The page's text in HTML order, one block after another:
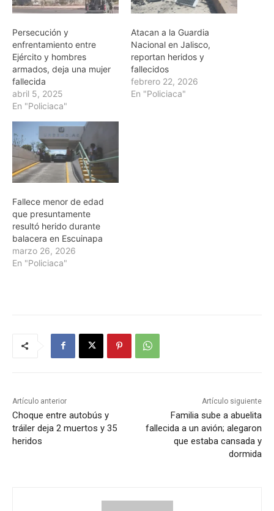
Persecución y
enfrentamiento entre
Ejército y hombres
armados, deja una mujer
fallecida
abril 5, 2025
En "Policiaca"
Atacan a la Guardia
Nacional en Jalisco,
reportan heridos y
fallecidos
febrero 22, 2026
En "Policiaca"
Fallece menor de edad
que presuntamente
resultó herido durante
balacera en Escuinapa
marzo 26, 2026
En "Policiaca"
Artículo anterior
Choque entre autobús y
tráiler deja 2 muertos y 35
heridos
Artículo siguiente
Familia sube a abuelita
fallecida a un avión; alegaron
que estaba cansada y
dormida